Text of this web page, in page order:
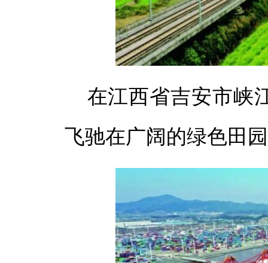
在江西省吉安市峡
飞驰在广阔的绿色田